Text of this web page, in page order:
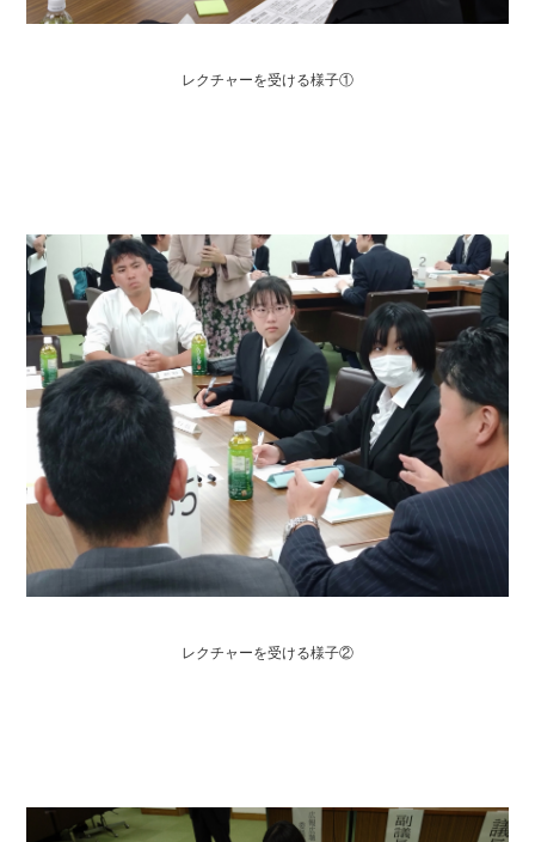
レクチャーを受ける様子①
レクチャーを受ける様子②